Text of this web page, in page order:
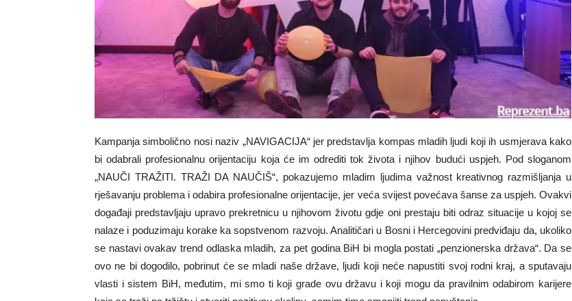
Kampanja simbolično nosi naziv „NAVIGACIJA“ jer predstavlja kompas mladih ljudi koji ih usmjerava kako
bi odabrali profesionalnu orijentaciju koja će im odrediti tok života i njihov budući uspjeh. Pod sloganom
„NAUČI TRAŽITI. TRAŽI DA NAUČIŠ“, pokazujemo mladim ljudima važnost kreativnog razmišljanja u
rješavanju problema i odabira profesionalne orijentacije, jer veća svijest povećava šanse za uspjeh. Ovakvi
događaji predstavljaju upravo prekretnicu u njihovom životu gdje oni prestaju biti odraz situacije u kojoj se
nalaze i poduzimaju korake ka sopstvenom razvoju. Analitičari u Bosni i Hercegovini predviđaju da, ukoliko
se nastavi ovakav trend odlaska mladih, za pet godina BiH bi mogla postati „penzionerska država“. Da se
ovo ne bi dogodilo, pobrinut će se mladi naše države, ljudi koji neće napustiti svoj rodni kraj, a sputavaju
vlasti i sistem BiH, međutim, mi smo ti koji grade ovu državu i koji mogu da pravilnim odabirom karijere